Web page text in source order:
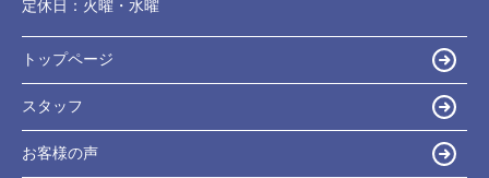
定休日： 火曜・水曜
トップページ
スタッフ
お客様の声